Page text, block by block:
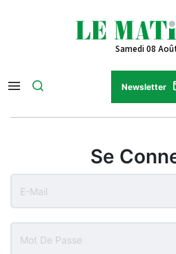
Samedi 08
Newsletter
Se